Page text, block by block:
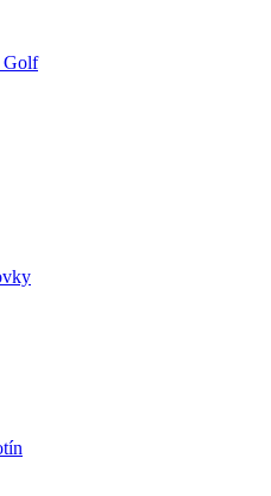
Golf